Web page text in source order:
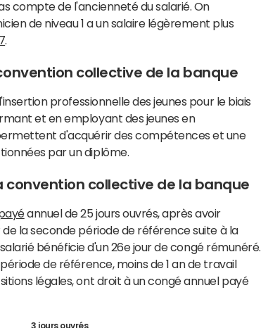
compte de l'ancienneté du salarié. On
de niveau 1 a un salaire légèrement plus
collective de la banque
professionnelle des jeunes pour le biais
et en employant des jeunes en
d'acquérir des compétences et une
par un diplôme.
convention collective de la banque
annuel de 25 jours ouvrés, après avoir
la seconde période de référence suite à la
salarié bénéficie d'un 26e jour de congé rémunéré.
de référence, moins de 1 an de travail
légales, ont droit à un congé annuel payé
3 jours ouvrés